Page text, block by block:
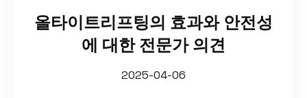
올타이트리프팅의 효과와 안전성
에 대한 전문가 의견
2025-04-06